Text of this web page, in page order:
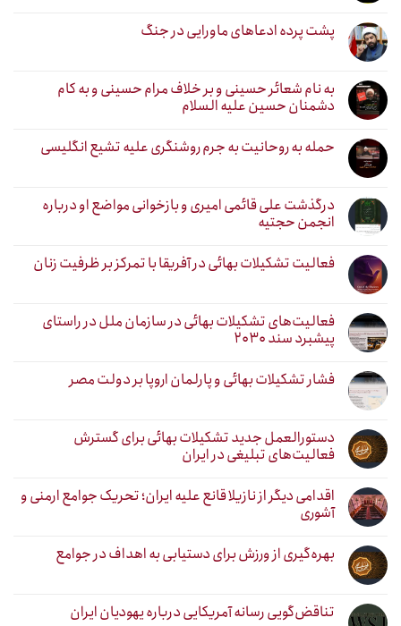
پشت پرده ادعاهای ماورایی در جنگ
به نام شعائر حسینی و بر خلاف مرام حسینی و به کام
دشمنان حسین علیه السلام
حمله به روحانیت به جرم روشنگری علیه تشیع انگلیسی
درگذشت علی قائمی امیری و بازخوانی مواضع او درباره
انجمن حجتیه
فعالیت تشکیلات بهائی در آفریقا با تمرکز بر ظرفیت زنان
فعالیت‌های تشکیلات بهائی در سازمان ملل در راستای
پیشبرد سند ۲۰۳۰
فشار تشکیلات بهائی و پارلمان اروپا بر دولت مصر
دستورالعمل جدید تشکیلات بهائی برای گسترش
فعالیت‌های تبلیغی در ایران
اقدامی دیگر از نازیلا قانع علیه ایران؛ تحریک جوامع ارمنی و
آشوری
بهره‌گیری از ورزش برای دستیابی به اهداف در جوامع
تناقض‌گویی رسانه آمریکایی درباره یهودیان ایران